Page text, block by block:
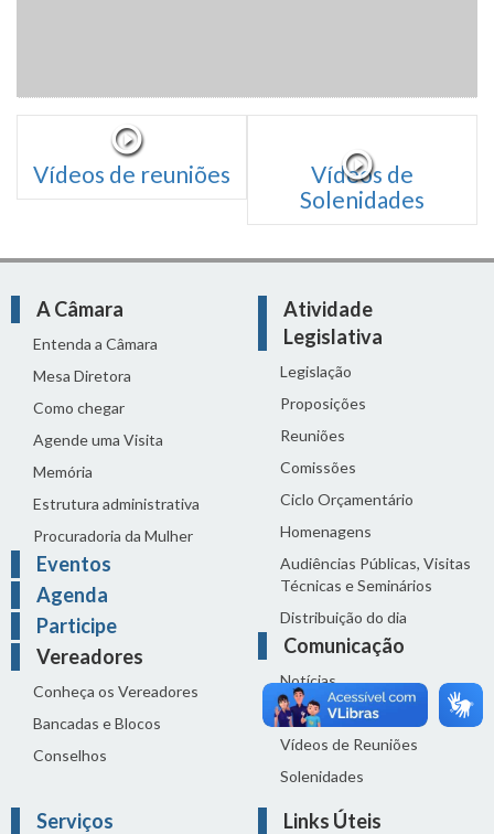
Vídeos de reuniões
Vídeos de
Solenidades
A Câmara
Entenda a Câmara
Mesa Diretora
Como chegar
Agende uma Visita
Memória
Estrutura administrativa
Procuradoria da Mulher
Eventos
Agenda
Participe
Vereadores
Conheça os Vereadores
Bancadas e Blocos
Conselhos
Atividade
Legislativa
Legislação
Proposições
Reuniões
Comissões
Ciclo Orçamentário
Homenagens
Audiências Públicas, Visitas
Técnicas e Seminários
Distribuição do dia
Comunicação
Notícias
Sala de Imprensa
Vídeos de Reuniões
Solenidades
Serviços Links Úteis